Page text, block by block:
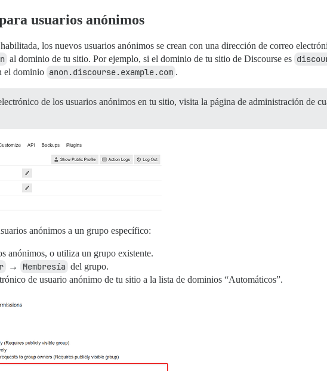
usuarios anónimos
los nuevos usuarios anónimos se crean con una dirección de correo
al dominio de tu sitio. Por ejemplo, si el dominio de tu sitio de Discourse es
el dominio anon.discourse.example.com .
de los usuarios anónimos en tu sitio, visita la página de administración de
anónimos a un grupo específico:
anónimos, o utiliza un grupo existente.
→ Membresía del grupo.
de usuario anónimo de tu sitio a la lista de dominios “Automáticos”.